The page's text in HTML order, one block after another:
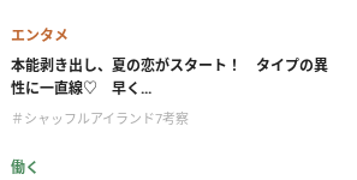
エンタメ
本能剥き出し、夏の恋がスタート！ タイプの異
性に一直線♡ 早く...
＃シャッフルアイランド7考察
働く